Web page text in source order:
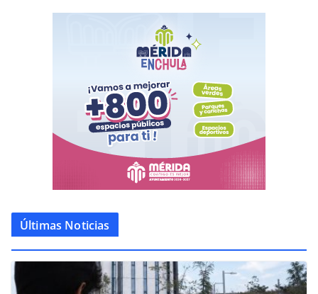
Últimas Noticias